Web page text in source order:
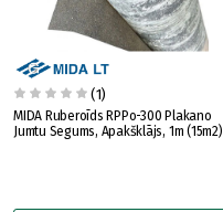
(1)
MIDA Ruberoīds RPPo-300 Plakano
Jumtu Segums, Apakšklājs, 1m (15m2)